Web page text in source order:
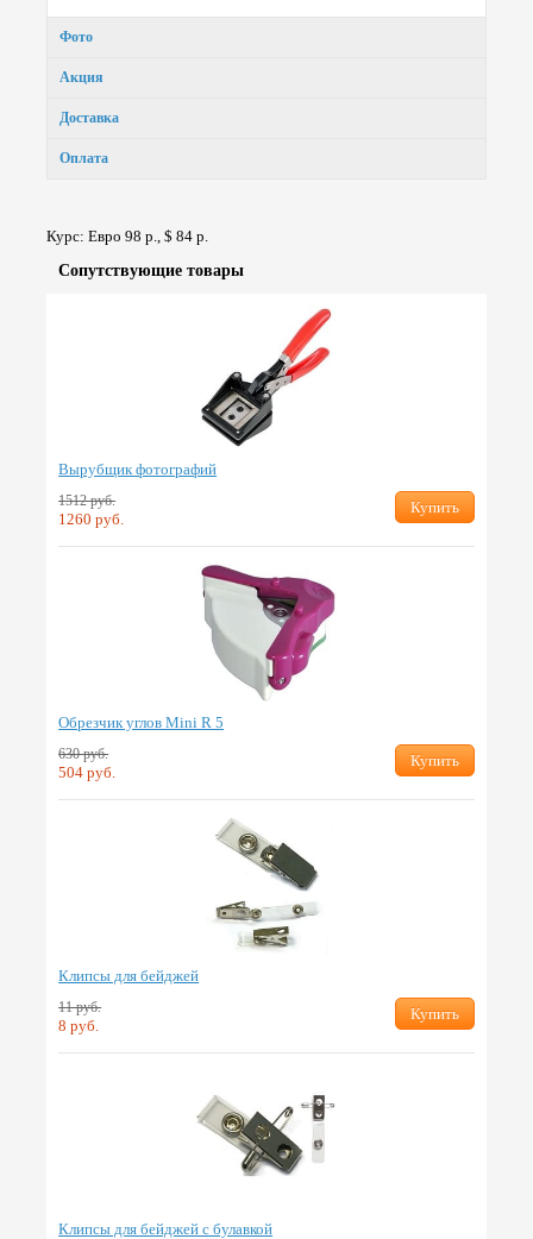
Фото
Акция
Доставка
Оплата
Курс: Евро 98 р., $ 84 р.
Сопут­ствую­щие товары
Вырубщик фотографий
1512 руб.
1260 руб.
Купить
Обрезчик углов Mini R 5
630 руб.
504 руб.
Купить
Клипсы для бейджей
11 руб.
8 руб.
Купить
Клипсы для бейджей с булавкой